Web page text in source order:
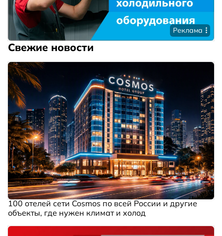
Реклама
Свежие новости
100 отелей сети Cosmos по всей России и другие
объекты, где нужен климат и холод